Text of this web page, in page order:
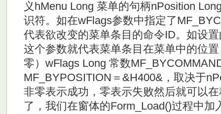
义hMenu Long 菜单的句柄nPosition
识符。如在wFlags参数中指定了
代表欲改变的菜单条目的命令ID。如设
这个参数就代表菜单条目在菜单中的位
零）wFlags Long 常数
MF_BYPOSITION＝&H400&，取决于
非零表示成功，零表示失败然后就可以
了，我们在窗体的Form_Load()过程中加